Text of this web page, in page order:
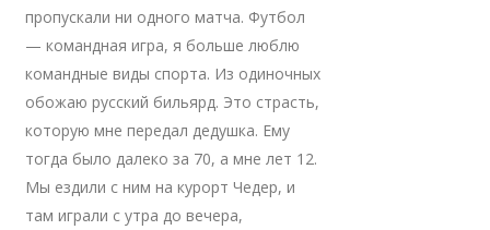
пропускали ни одного матча. Футбол
— командная игра, я больше люблю
командные виды спорта. Из одиночных
обожаю русский бильярд. Это страсть,
которую мне передал дедушка. Ему
тогда было далеко за 70, а мне лет 12.
Мы ездили с ним на курорт Чедер, и
там играли с утра до вечера,